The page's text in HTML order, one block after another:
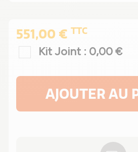
551,00 € TTC
Kit Joint : 0,00 €
AJOUTER AU